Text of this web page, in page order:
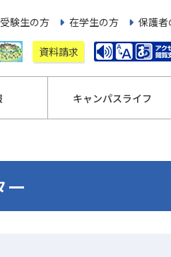
受験生の方 在学生の方 保護者
資料請求
キャンパスライフ
ー